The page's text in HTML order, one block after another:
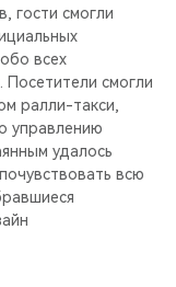
гости смогли
всех
Посетители смогли
ралли-такси,
управлению
удалось
всю